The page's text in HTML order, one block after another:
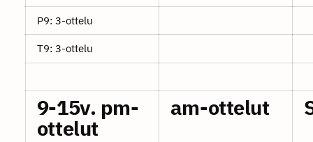
P9: 3-ottelu
T9: 3-ottelu
9-15v. pm-
ottelut
am-ottelut